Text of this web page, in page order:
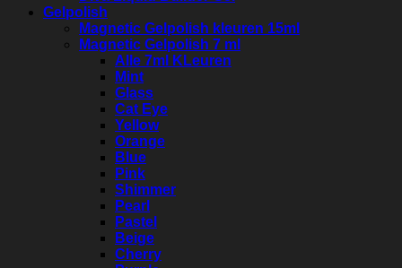
Gelpolish
Magnetic Gelpolish kleuren 15ml
Magnetic Gelpolish 7 ml
Alle 7ml KLeuren
Mint
Glass
Cat Eye
Yellow
Orange
Blue
Pink
Shimmer
Pearl
Pastel
Beige
Cherry